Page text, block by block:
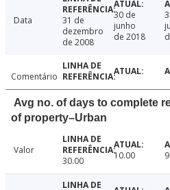
Data
31 de
dezembro
de 2008
30 de
junho
de 2018
Comentário
Avg no. of days to complete
of property–Urban
Valor
30.00
10.00